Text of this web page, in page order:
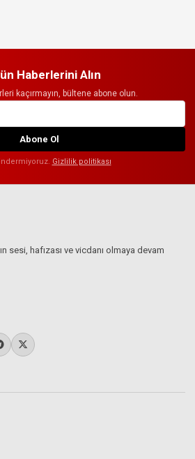
Haberlerini Alın
kaçırmayın, bültene abone olun.
Abone Ol
Gizlilik politikası
sesi, hafızası ve vicdanı olmaya devam